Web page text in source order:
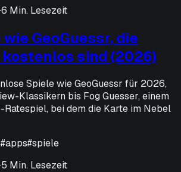
·6 Min. Lesezeit
GeoGuessr, die
sind (2026)
Spiele wie GeoGuessr für 2026,
Klassikern bis Fog Guesser, einem
Ratespiel, bei dem die Karte im Nebel
#apps#spiele
·5 Min. Lesezeit